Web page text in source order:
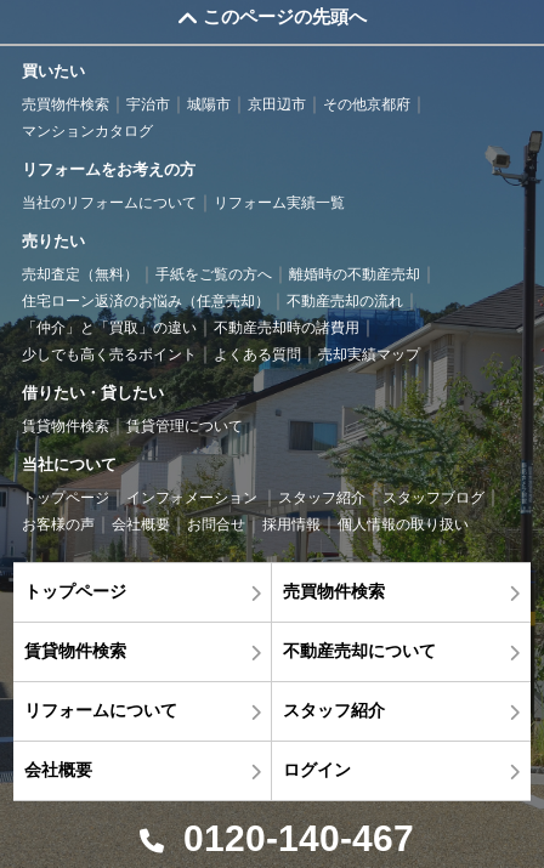
このページの先頭へ
買いたい
売買物件検索 宇治市 城陽市 京田辺市
その他京都府
マンションカタログ
リフォームをお考えの方
当社のリフォームについて リフォーム実績一覧
売りたい
売却査定（無料） 手紙をご覧の方へ
離婚時の不動産売却
住宅ローン返済のお悩み（任意売却）
不動産売却の流れ
「仲介」と「買取」の違い
不動産売却時の諸費用
少しでも高く売るポイント
よくある質問 売却実績マップ
借りたい・貸したい
賃貸物件検索 賃貸管理について
当社について
トップページ インフォメーション スタッフ紹介
スタッフブログ
お客様の声
会社概要 お問合せ 採用情報 個人情報の取り扱い
トップページ 売買物件検索
賃貸物件検索 不動産売却について
リフォームについて スタッフ紹介
会社概要 ログイン
0120-140-467